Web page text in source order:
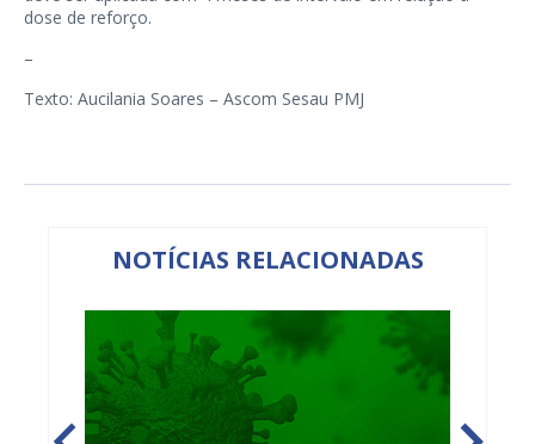
dose de reforço.
–
Texto: Aucilania Soares – Ascom Sesau PMJ
NOTÍCIAS RELACIONADAS